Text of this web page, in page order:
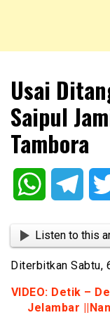
NKRIPOST
Usai
Saipul
Tambora
WhatsApp
Listen to this
Diterbitkan Sabtu,
VIDEO: Detik –
Jelambar